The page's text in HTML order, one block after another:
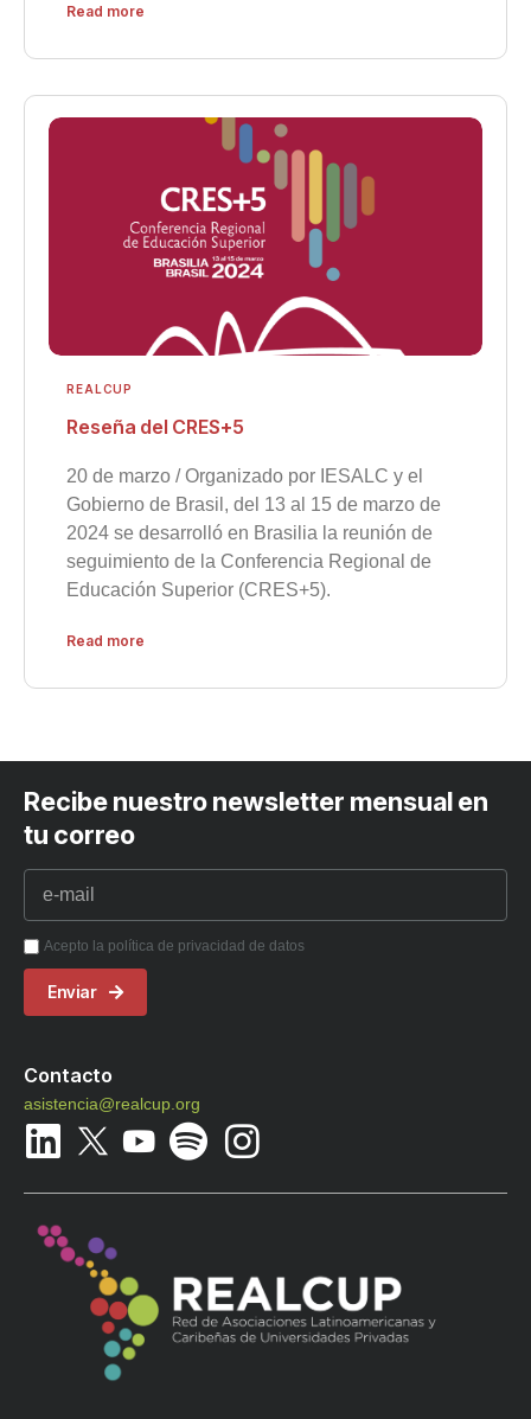
Read more
REALCUP
Reseña del CRES+5
20 de marzo / Organizado por IESALC y el
Gobierno de Brasil, del 13 al 15 de marzo de
2024 se desarrolló en Brasilia la reunión de
seguimiento de la Conferencia Regional de
Educación Superior (CRES+5).
Read more
Recibe nuestro newsletter mensual en
tu correo
Acepto la política de privacidad de datos
Enviar
Contacto
asistencia@realcup.org